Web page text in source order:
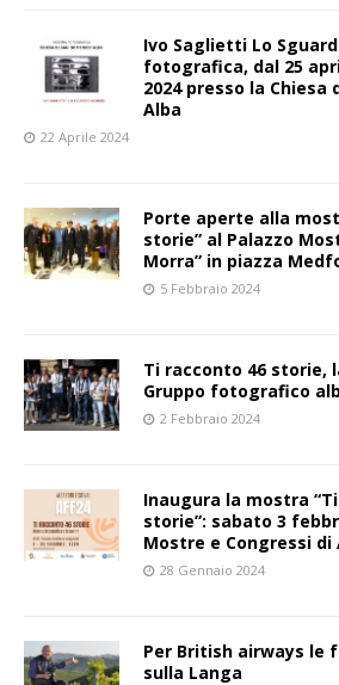
Ivo Saglietti Lo
fotografica, dal 25
2024 presso la Chiesa
Alba
22 Aprile 2024
Porte aperte alla
storie” al Palazzo
Morra” in piazza
5 Febbraio 2024
Ti racconto 46 storie,
Gruppo fotografico
2 Febbraio 2024
Inaugura la mostra
storie”: sabato 3
Mostre e Congressi di
28 Gennaio 2024
Per British airways le
sulla Langa